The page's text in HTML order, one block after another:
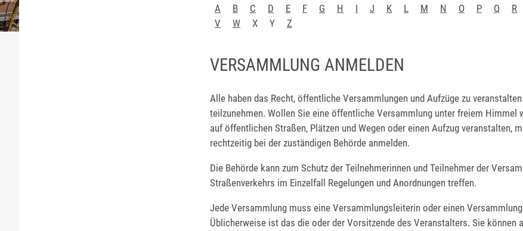
A
B C D E F G H I J K L M N O P Q R
V
W X Y Z
VERSAMMLUNG ANMELDEN
Alle haben das Recht, öffentliche Versammlungen und Aufzüge zu veranstalten
teilzunehmen. Wollen Sie eine öffentliche Versammlung unter freiem Himmel
auf öffentlichen Straßen, Plätzen und Wegen oder einen Aufzug veranstalten,
rechtzeitig bei der zuständigen Behörde anmelden.
Die Behörde kann zum Schutz der Teilnehmerinnen und Teilnehmer der
Straßenverkehrs im Einzelfall Regelungen und Anordnungen treffen.
Jede Versammlung muss eine Versammlungsleiterin oder einen
Üblicherweise ist das die oder der Vorsitzende des Veranstalters. Sie können